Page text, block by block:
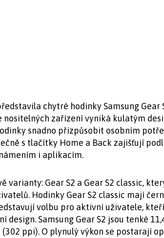
chytré hodinky Samsung Gear
zařízení vyniká kulatým
snadno přizpůsobit osobním
s tlačítky Home a Back zajišťují
i aplikacím.
varianty: Gear S2 a Gear S2 classic,
Hodinky Gear S2 classic mají
volbu pro aktivní uživatele,
Samsung Gear S2 jsou tenké
ppi). O plynulý výkon se postarají